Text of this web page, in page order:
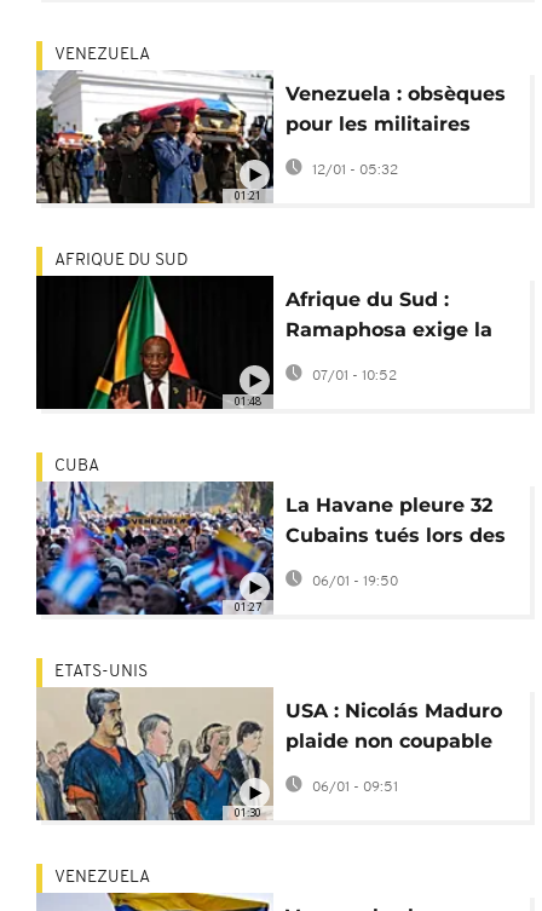
01:21
VENEZUELA
Venezuela : obsèques
pour les militaires
tués lors de
l’opération américaine
12/01 - 05:32
01:48
AFRIQUE DU SUD
Afrique du Sud :
Ramaphosa exige la
libération du couple
Maduro
07/01 - 10:52
01:27
CUBA
La Havane pleure 32
Cubains tués lors des
frappes américaines
au Venezuela
06/01 - 19:50
01:30
ETATS-UNIS
USA : Nicolás Maduro
plaide non coupable
des accusations de
06/01 - 09:51
VENEZUELA